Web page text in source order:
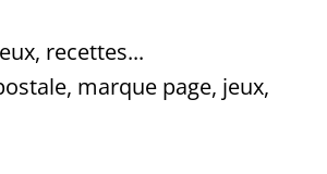
recettes...
marque page, jeux,